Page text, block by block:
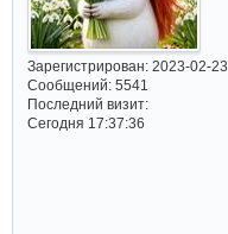
Зарегистрирован: 2023-02-23
Сообщений:5541
Последний визит:
Сегодня 17:37:36